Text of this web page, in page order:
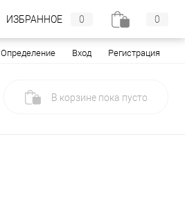
Определение Вход Регистрация
В корзине пока пусто
ИЗБРАННОЕ 0 0